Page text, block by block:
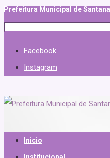
Prefeitura Municipal de Santana
Facebook
Instagram
Inicio